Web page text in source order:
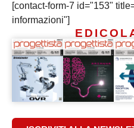
[contact-form-7 id="153"
informazioni"]